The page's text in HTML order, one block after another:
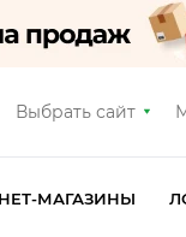
Выбрать сайт
МАГАЗИНЫ